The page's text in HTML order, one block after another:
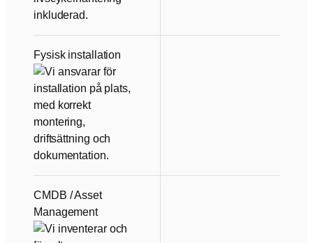
Fysisk installation
CMDB / Asset
Management